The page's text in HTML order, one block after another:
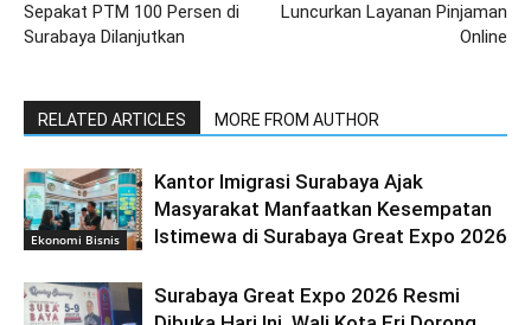
Sepakat PTM 100 Persen di
Surabaya Dilanjutkan
Luncurkan Layanan Pinjaman
Online
RELATED ARTICLES MORE FROM AUTHOR
Ekonomi Bisnis
Kantor Imigrasi Surabaya Ajak
Masyarakat Manfaatkan Kesempatan
Istimewa di Surabaya Great Expo 2026
Surabaya Great Expo 2026 Resmi